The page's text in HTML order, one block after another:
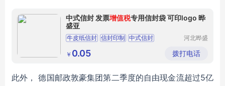
中式信封 发票增值税专用信封袋 可印logo 晔
盛亚
牛皮纸信封 信封印制 中式信封
牛皮纸信封印刷
河北晔盛
限公司
￥ 0.05 拨打电话
此外， 德国邮政敦豪集团第二季度的自由现金流超过5亿